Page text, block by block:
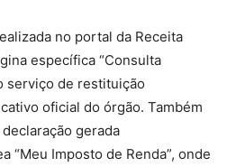
no portal da Receita
específica “Consulta
serviço de restituição
oficial do órgão. Também
gerada
“Meu Imposto de Renda”, onde